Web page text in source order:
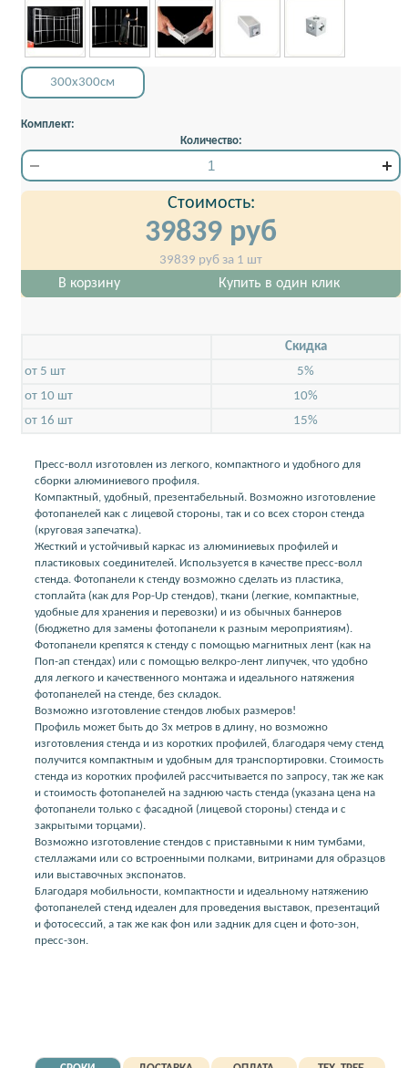
300x300см
Комплект:
Количество:
Стоимость:
39839 руб
39839 руб за 1 шт
В корзину Купить в один клик
Скидкa
от 5 шт
5%
от 10 шт
10%
от 16 шт
15%
Пресс-волл изготовлен из легкого, компактного и удобного для
сборки алюминиевого профиля.
Компактный, удобный, презентабельный. Возможно изготовление
фотопанелей как с лицевой стороны, так и со всех сторон стенда
(круговая запечатка).
Жесткий и устойчивый каркас из алюминиевых профилей и
пластиковых соединителей. Используется в качестве пресс-волл
стенда. Фотопанели к стенду возможно сделать из пластика,
стоплайта (как для Pop-Up стендов), ткани (легкие, компактные,
удобные для хранения и перевозки) и из обычных баннеров
(бюджетно для замены фотопанели к разным мероприятиям).
Фотопанели крепятся к стенду с помощью магнитных лент (как на
Поп-ап стендах) или с помощью велкро-лент липучек, что удобно
для легкого и качественного монтажа и идеального натяжения
фотопанелей на стенде, без складок.
Возможно изготовление стендов любых размеров!
Профиль может быть до 3х метров в длину, но возможно
изготовления стенда и из коротких профилей, благодаря чему стенд
получится компактным и удобным для транспортировки. Стоимость
стенда из коротких профилей рассчитывается по запросу, так же как
и стоимость фотопанелей на заднюю часть стенда (указана цена на
фотопанели только с фасадной (лицевой стороны) стенда и с
закрытыми торцами).
Возможно изготовление стендов с приставными к ним тумбами,
стеллажами или со встроенными полками, витринами для образцов
или выставочных экспонатов.
Благодаря мобильности, компактности и идеальному натяжению
фотопанелей стенд идеален для проведения выставок, презентаций
и фотосессий, а так же как фон или задник для сцен и фото-зон,
пресс-зон.